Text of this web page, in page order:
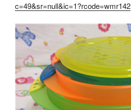
c=49&sr=null&ic=1?rcode=wmr142